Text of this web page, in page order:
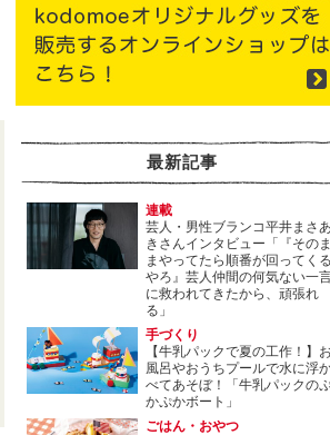
最新記事
連載
芸人・男性ブランコ平井まさあ
きさんインタビュー「『そのま
まやってたら順番が回ってくる
やろ』芸人仲間の何気ない一
に救われてきたから、頑張れ
る」
手づくり
【牛乳パックで夏の工作！】お
風呂やおうちプールで水に浮
べてあそぼ！「牛乳パックの
かぷかボート」
ごはん・おやつ